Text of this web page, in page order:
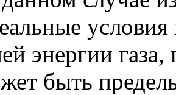
условия
энергии
быть